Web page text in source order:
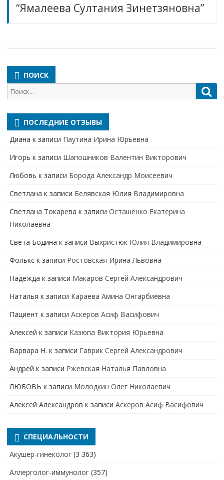
“Ямалеева Султания Зинетзяновна”
ПОИСК
Поиск
для:
ПОСЛЕДНИЕ ОТЗЫВЫ
Диана к записи Паутина Ирина Юрьевна
Игорь к записи Шапошников Валентин Викторович
Любовь к записи Борода Александр Моисеевич
Светлана к записи Белявская Юлия Владимировна
Cветлана Токарева к записи Осташенко Екатерина
Николаевна
Света Бодина к записи Выхристюк Юлия Владимировна
Фолькс к записи Ростовская Ирина Львовна
Надежда к записи Макаров Сергей Александрович
Наталья к записи Караева Амина Онгарбиевна
Пациент к записи Аскеров Асиф Васифович
Алексей к записи Казюпа Виктория Юрьевна
Варвара Н. к записи Гаврик Сергей Александрович
Андрей к записи Ржевская Наталья Павловна
ЛЮБОВЬ к записи Молодкин Олег Николаевич
Алексей Александров к записи Аскеров Асиф Васифович
СПЕЦИАЛЬНОСТИ
Акушер-гинеколог (3 363)
Аллерголог-иммунолог (357)